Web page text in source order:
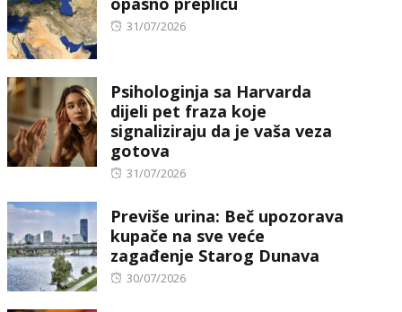
Posted
31/07/2026
Psihologinja sa Harvarda
dijeli pet fraza koje
signaliziraju da je vaša veza
gotova
Posted
31/07/2026
Previše urina: Beč upozorava
kupače na sve veće
zagađenje Starog Dunava
Posted
30/07/2026